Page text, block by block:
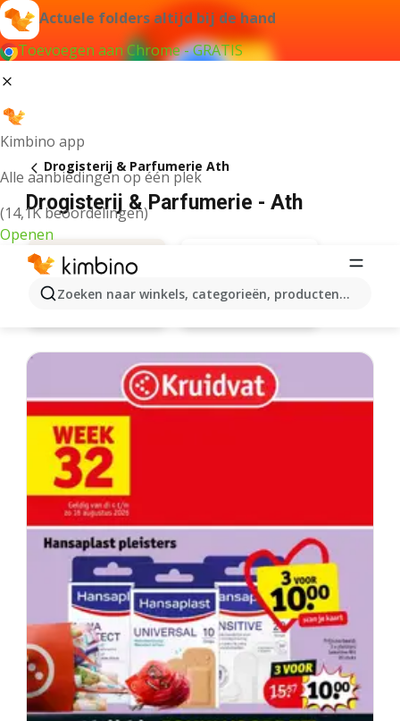
Actuele folders altijd bij de hand
Toevoegen aan Chrome - GRATIS
Kimbino app
Alle aanbiedingen op één plek
(14,1K beoordelingen)
Openen
Zoeken naar winkels, categorieën, producten...
Drogisterij & Parfumerie Ath
Drogisterij & Parfumerie - Ath